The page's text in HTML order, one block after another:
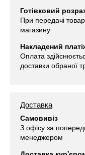
Готівковий
При передачі
магазину
Накладений
Оплата
доставки обраної
Доставка
Самовивіз
З офісу за
менеджером